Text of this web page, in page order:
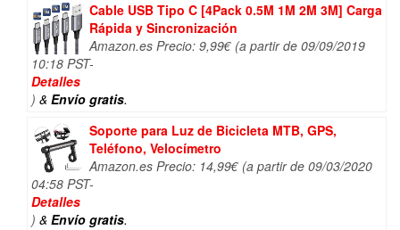
Cable USB Tipo C [4Pack 0.5M 1M 2M 3M] Carga
Rápida y Sincronización
Amazon.es Precio: 9,99€ (a partir de 09/09/2019
10:18 PST-
Detalles
) & Envío gratis.
Soporte para Luz de Bicicleta MTB, GPS,
Teléfono, Velocímetro
Amazon.es Precio: 14,99€ (a partir de 09/03/2020
04:58 PST-
Detalles
) & Envío gratis.